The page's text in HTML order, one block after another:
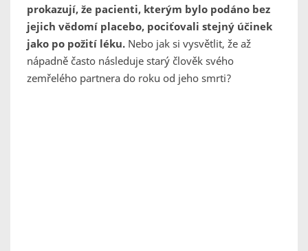
prokazují, že pacienti, kterým bylo podáno bez
jejich vědomí placebo, pociťovali stejný účinek
jako po požití léku. Nebo jak si vysvětlit, že až
nápadně často následuje starý člověk svého
zemřelého partnera do roku od jeho smrti?